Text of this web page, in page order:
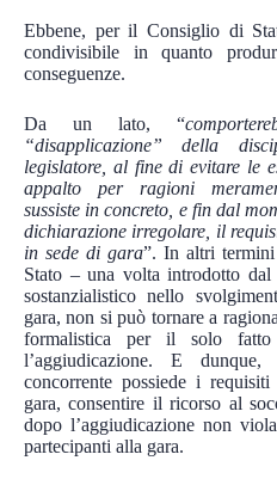
Ebbene, per il Consiglio di
condivisibile in quanto
conseguenze.
Da un lato, “
“disapplicazione” della
legislatore, al fine di evitare le
appalto per ragioni
sussiste in concreto, e fin dal
dichiarazione irregolare, il
in sede di gara”. In altri
Stato – una volta introdotto
sostanzialistico nello
gara, non si può tornare a
formalistica per il solo fatto
l’aggiudicazione. E
concorrente possiede i
gara, consentire il ricorso al
dopo l’aggiudicazione non
partecipanti alla gara.